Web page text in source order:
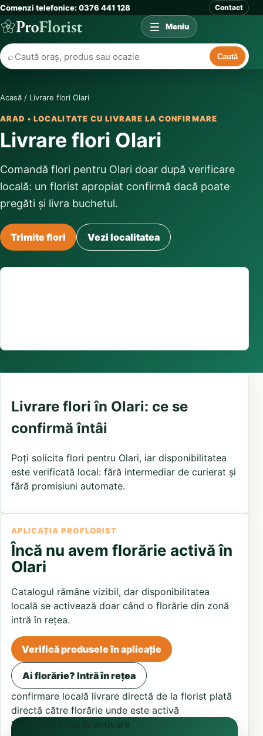
Comenzi telefonice: 0376 441 128 Contact
⌕ Caută
Meniu
Acasă / Livrare flori Olari
ARAD • LOCALITATE CU LIVRARE LA CONFIRMARE
Livrare flori Olari
Comandă flori pentru Olari doar după verificare
locală: un florist apropiat confirmă dacă poate
pregăti și livra buchetul.
Trimite flori Vezi localitatea
Livrare flori în Olari: ce se
confirmă întâi
Poți solicita flori pentru Olari, iar disponibilitatea
este verificată local: fără intermediar de curierat și
fără promisiuni automate.
APLICAȚIA PROFLORIST
Încă nu avem florărie activă în
Olari
Catalogul rămâne vizibil, dar disponibilitatea
locală se activează doar când o florărie din zonă
intră în rețea.
Verifică produsele în aplicație
Ai florărie? Intră în rețea
confirmare locală livrare directă de la florist plată
directă către florărie unde este activă
ProFlorist
Zonă în activare